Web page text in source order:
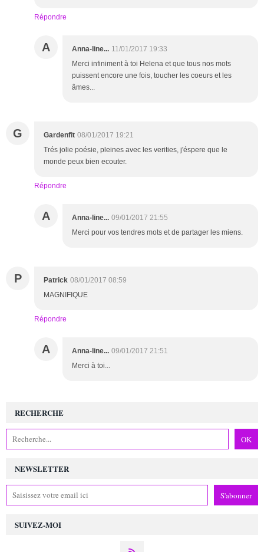
Répondre
A Anna-line... 11/01/2017 19:33
Merci infiniment à toi Helena et que tous nos mots
puissent encore une fois, toucher les coeurs et les
âmes...
G Gardenfit 08/01/2017 19:21
Trés jolie poésie, pleines avec les verities, j'éspere que le
monde peux bien ecouter.
Répondre
A Anna-line... 09/01/2017 21:55
Merci pour vos tendres mots et de partager les miens.
P Patrick 08/01/2017 08:59
MAGNIFIQUE
Répondre
A Anna-line... 09/01/2017 21:51
Merci à toi...
NEWSLETTER
SUIVEZ-MOI
RECHERCHE